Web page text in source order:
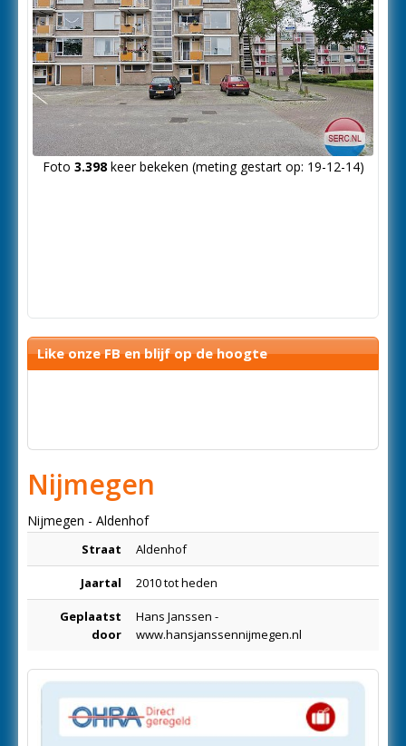
Foto 3.398keer bekeken (meting gestart op: 19-12-14)
Like onze FB en blijf op de hoogte
Nijmegen
Nijmegen - Aldenhof
Straat Aldenhof
Jaartal 2010 tot heden
Geplaatst
door
Hans Janssen -
www.hansjanssennijmegen.nl